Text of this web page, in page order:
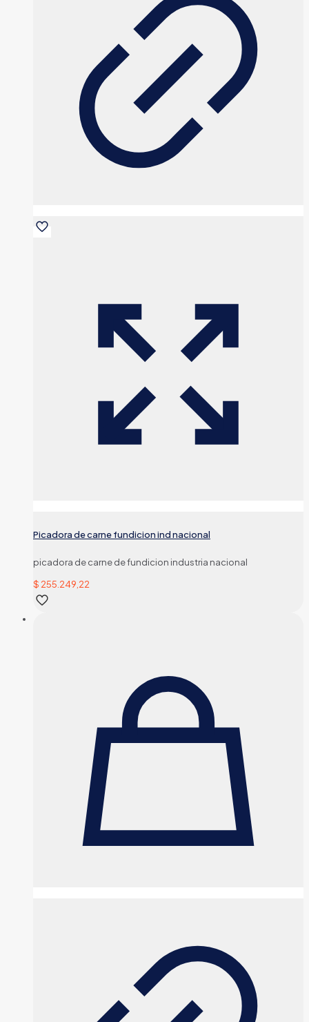
Picadora de carne fundicion ind nacional
picadora de carne de fundicion industria nacional
$ 255.249,22